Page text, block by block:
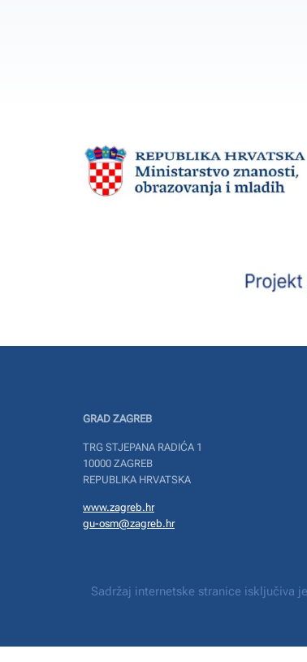
GRAD ZAGREB
TRG STJEPANA RADIĆA 1
10000 ZAGREB
REPUBLIKA HRVATSKA
www.zagreb.hr
gu-osm@zagreb.hr
Sadržaj internetske stranice isključiva